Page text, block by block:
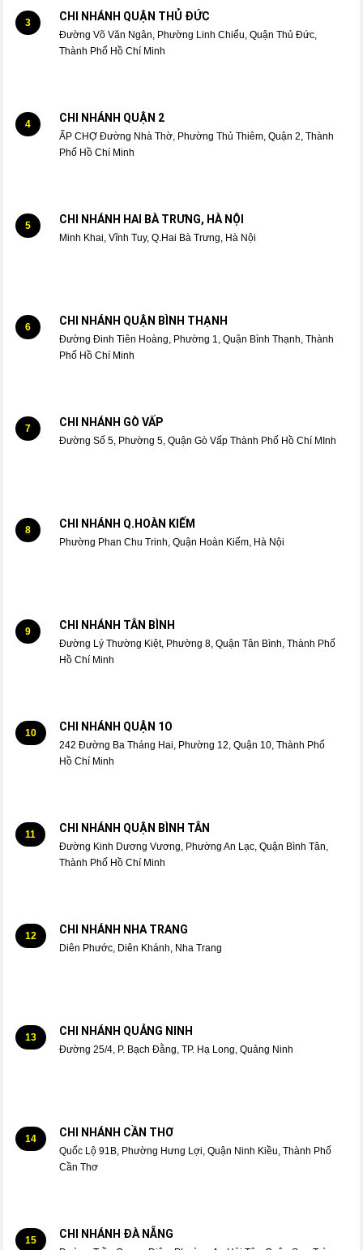
3 CHI NHÁNH QUẬN THỦ ĐỨC
Đường Võ Văn Ngân, Phường Linh Chiểu, Quận Thủ Đức,
Thành Phố Hồ Chí Minh
4 CHI NHÁNH QUẬN 2
ẤP CHỢ Đường Nhà Thờ, Phường Thủ Thiêm, Quận 2, Thành
Phố Hồ Chí Minh
5 CHI NHÁNH HAI BÀ TRƯNG, HÀ NỘI
Minh Khai, Vĩnh Tuy, Q.Hai Bà Trưng, Hà Nội
6 CHI NHÁNH QUẬN BÌNH THẠNH
Đường Đinh Tiên Hoàng, Phường 1, Quận Bình Thạnh, Thành
Phố Hồ Chí Minh
7 CHI NHÁNH GÒ VẤP
Đường Số 5, Phường 5, Quận Gò Vấp Thành Phố Hồ Chí MInh
8 CHI NHÁNH Q.HOÀN KIẾM
Phường Phan Chu Trinh, Quận Hoàn Kiếm, Hà Nội
9 CHI NHÁNH TÂN BÌNH
Đường Lý Thường Kiệt, Phường 8, Quận Tân Bình, Thành Phố
Hồ Chí Minh
10 CHI NHÁNH QUẬN 1O
242 Đường Ba Tháng Hai, Phường 12, Quận 10, Thành Phố
Hồ Chí Minh
11 CHI NHÁNH QUẬN BÌNH TÂN
Đường Kinh Dương Vương, Phường An Lạc, Quận Bình Tân,
Thành Phố Hồ Chí Minh
12 CHI NHÁNH NHA TRANG
Diên Phước, Diên Khánh, Nha Trang
13 CHI NHÁNH QUẢNG NINH
Đường 25/4, P. Bạch Đằng, TP. Hạ Long, Quảng Ninh
14 CHI NHÁNH CẦN THƠ
Quốc Lộ 91B, Phường Hưng Lợi, Quận Ninh Kiều, Thành Phố
Cần Thơ
15 CHI NHÁNH ĐÀ NẴNG